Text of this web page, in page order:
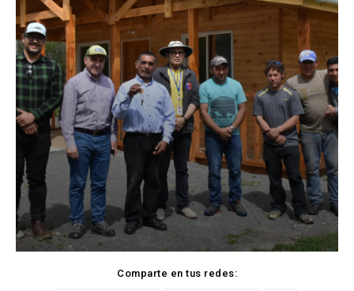
Comparte en tus redes: